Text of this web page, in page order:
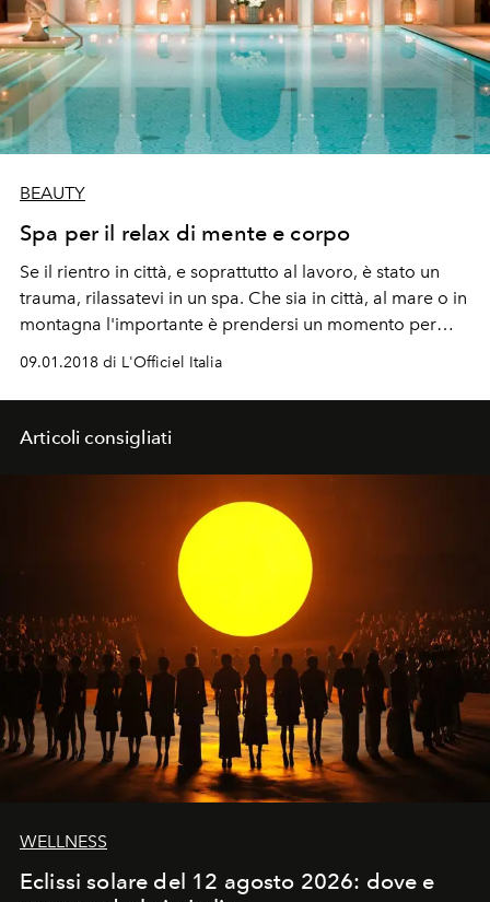
BEAUTY
Spa per il relax di mente e corpo
Se il rientro in città, e soprattutto al lavoro, è stato un
trauma, rilassatevi in un spa. Che sia in città, al mare o in
montagna l'importante è prendersi un momento per
allentare le tensioni e rigenerarsi alle terme o con un
09.01.2018 di L'Officiel Italia
Articoli consigliati
WELLNESS
Eclissi solare del 12 agosto 2026: dove e